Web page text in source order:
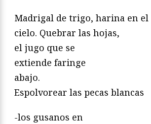
Madrigal de trigo, harina en el
cielo. Quebrar las hojas,
el jugo que se
extiende faringe
abajo.
Espolvorear las pecas blancas
-los gusanos en